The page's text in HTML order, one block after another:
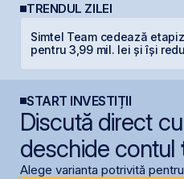
TRENDUL ZILEI
Simtel Team cedează
pentru 3,99 mil. lei și își
START INVESTIȚII
Discută direct
deschide contul
Alege varianta potrivită